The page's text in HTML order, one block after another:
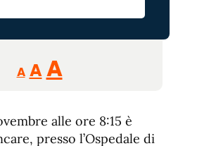
A
Reducir
tamaño
A Restablecer
de
fuente
AAumentar
de
alle ore 8:15 è
presso l’Ospedale di